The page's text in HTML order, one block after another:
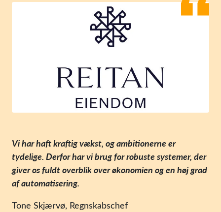
Vi har haft kraftig vækst, og ambitionerne er
tydelige. Derfor har vi brug for robuste systemer, der
giver os fuldt overblik over økonomien og en høj grad
af automatisering.
Tone Skjærvø, Regnskabschef